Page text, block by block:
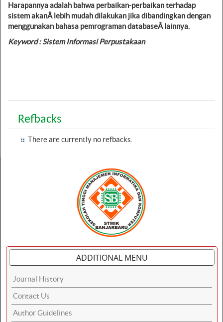
Harapannya adalah bahwa perbaikan-perbaikan terhadap
sistem akanÂlebih mudah dilakukan jika dibandingkan dengan
menggunakan bahasa pemrograman databaseÂlainnya.
Keyword : Sistem Informasi Perpustakaan
Refbacks
There are currently no refbacks.
ADDITIONAL MENU
Journal History
Contact Us
Author Guidelines